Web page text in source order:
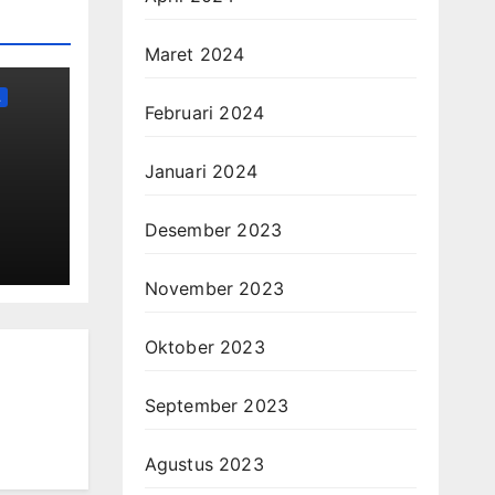
Maret 2024
Februari 2024
Januari 2024
Desember 2023
November 2023
Oktober 2023
September 2023
Agustus 2023